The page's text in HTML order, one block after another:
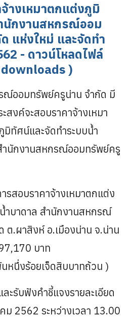
างเหมาตกแต่งภูมิ
นักงานสหกรณ์ออม
แห่งใหม่ และจัดทำ
- ดาวน์โหลดไฟล์
)
ณ์ออมทรัพย์ครูน่าน จำกัด มี
สงค์จะสอบราคาจ้างเหมา
ทัศน์และจัดทำระบบน้ำ
ำนักงานสหกรณ์ออมทรัพย์ครู
รสอบราคาจ้างเหมาตกแต่ง
ำบาดาล สำนักงานสหกรณ์
ต.ผาสิงห์ อ.เมืองน่าน จ.น่าน
บาท
หนึ่งร้อยเจ็ดสิบบาทถ้วน )
รับฟังคำชี้แจงรายละเอียด
ม 2562 ระหว่างเวลา 13.00